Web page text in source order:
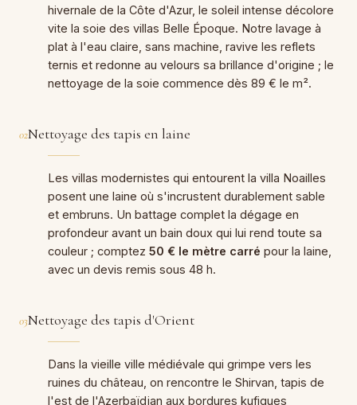
hivernale de la Côte d'Azur, le soleil intense décolore
vite la soie des villas Belle Époque. Notre lavage à
plat à l'eau claire, sans machine, ravive les reflets
ternis et redonne au velours sa brillance d'origine ; le
nettoyage de la soie commence dès 89 € le m².
02Nettoyage des tapis en laine
Les villas modernistes qui entourent la villa Noailles
posent une laine où s'incrustent durablement sable
et embruns. Un battage complet la dégage en
profondeur avant un bain doux qui lui rend toute sa
couleur ; comptez 50 € le mètre carré pour la laine,
avec un devis remis sous 48 h.
03Nettoyage des tapis d'Orient
Dans la vieille ville médiévale qui grimpe vers les
ruines du château, on rencontre le Shirvan, tapis de
l'est de l'Azerbaïdjan aux bordures kufiques